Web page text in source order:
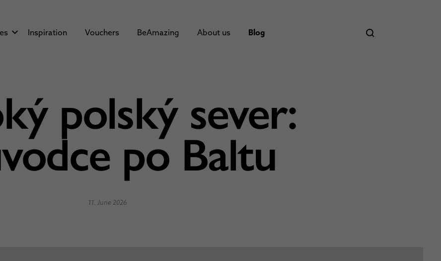
Inspiration Vouchers BeAmazing About us Blog
polský sever:
po Baltu
11. June 2026